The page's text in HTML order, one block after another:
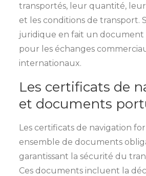
transportés, leur quantité,
et les conditions de transport.
juridique en fait un document
pour les échanges
internationaux.
Les certificats de
et documents
Les certificats de navigation
ensemble de documents
garantissant la sécurité du
Ces documents incluent la